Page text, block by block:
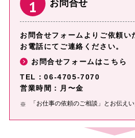
1 お問合せ
お問合せフォームよりご依頼い
お電話にてご連絡ください。
お問合せフォームはこちら
TEL：06-4705-7070
営業時間：⽉〜⾦
「お仕事の依頼のご相談」とお伝え